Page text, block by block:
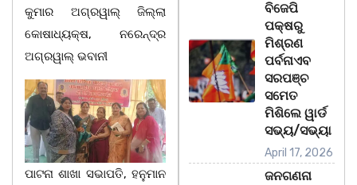
କୁମାର ଅଗ୍ରୱାଲ୍ ଜିଲ୍ଲା
କୋଷାଧ୍ୟକ୍ଷ, ନରେନ୍ଦ୍ର
ଅଗ୍ରୱାଲ୍ ଭବାନୀ
ପାଟନା ଶାଖା ସଭାପତି, ହନୁମାନ
ବିଜେପି
ପକ୍ଷରୁ
ମିଶ୍ରଣ
ପର୍ବନାଏବ
ସରପଞ୍ଚ
ସମେତ
ମିଶିଲେ ୱାର୍ଡ
ସଭ୍ୟ/ସଭ୍ୟା
April 17, 2026
ଜନଗଣନା